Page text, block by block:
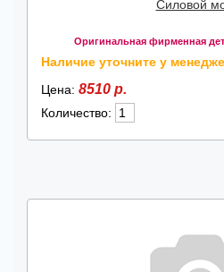
Силовой
Оригинальная фирменная
Наличие уточните у
Цена: 8510 р.
Количество: